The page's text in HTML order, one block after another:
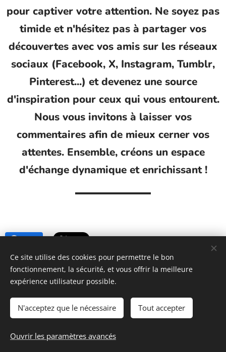
pour captiver votre attention. Ne soyez pas
timide et n'hésitez pas à partager vos
découvertes avec vos amis sur les réseaux
sociaux (Facebook, X, Instagram, Tumblr,
Pinterest...) et devenez une source
d'inspiration pour ceux qui vous entourent.
Nous vous invitons à laisser vos
commentaires afin de mieux cerner vos
attentes. Ensemble, créons un espace
d'échange dynamique et enrichissant !
Share
https://www.lessecretsdecoco.fr
Les secrets de Coco
Ce site utilise des cookies pour permettre le bon
fonctionnement, la sécurité, et vous offrir la meilleure
expérience utilisateur possible.
N'acceptez que le nécessaire Tout accepter
Ouvrir les paramètres avancés